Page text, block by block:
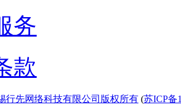
务
款
先网络科技有限公司版权所有 (苏ICP备